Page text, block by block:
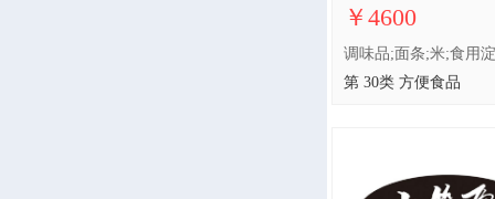
￥4600
第 30类 方便食品